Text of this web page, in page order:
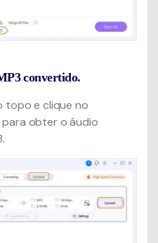
convertido.
topo e clique no
obter o áudio